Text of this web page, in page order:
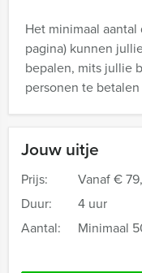
Jouw uitje
Prijs: Vanaf€
Duur:
4 uur
Aantal:
Minimaal
Het minimaal
pagina) kunnen
bepalen, mits jullie
personen te